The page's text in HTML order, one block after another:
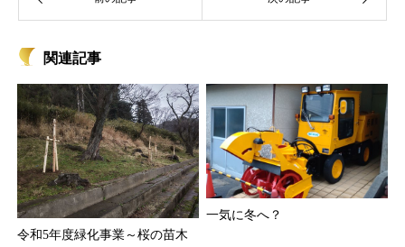
関連記事
令和5年度緑化事業～桜の苗木
一気に冬へ？